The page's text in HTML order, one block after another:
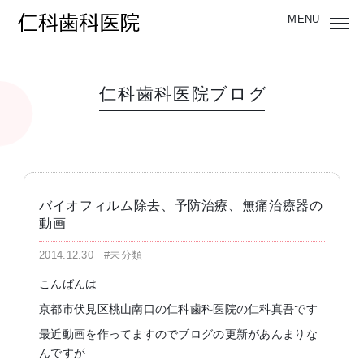
仁科歯科医院ブログ
バイオフィルム除去、予防治療、無痛治療器の
動画
2014.12.30#未分類
こんばんは
京都市伏見区桃山南口の仁科歯科医院の仁科真吾です
最近動画を作ってますのでブログの更新があんまりな
んですが